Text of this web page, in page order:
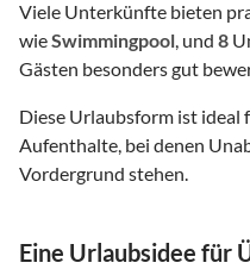
Viele Unterkünfte bieten
wieSwimmingpool, und 8
Gästen besonders gut
Diese Urlaubsform ist ideal
Aufenthalte, bei denen
Vordergrund stehen.
Eine Urlaubsidee für